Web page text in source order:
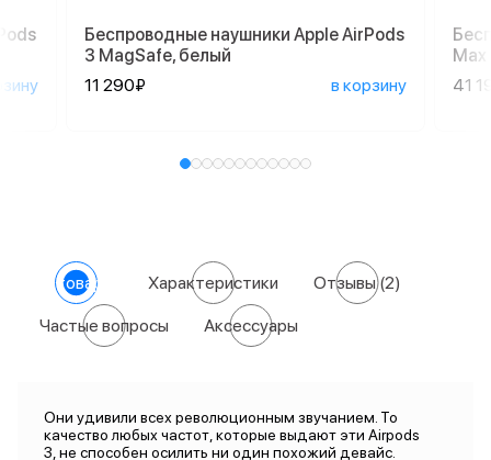
Беспроводные наушники Apple AirPods
3 MagSafe, белый
11 290₽
в корзину
41
О товаре Характеристики Отзывы(2)
Частые вопросы Аксессуары
Они удивили всех революционным звучанием. То
качество любых частот, которые выдают эти Airpods
3, не способен осилить ни один похожий девайс.